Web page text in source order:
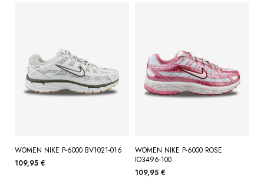
WOMEN NIKE P-6000 BV1021-016
109,95 €
WOMEN NIKE P-6000 ROSE
IO3496-100
109,95 €